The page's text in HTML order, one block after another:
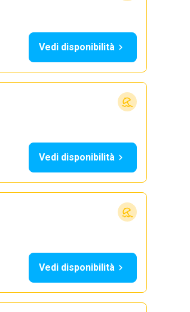
Vedi disponibilità
Vedi disponibilità
Vedi disponibilità